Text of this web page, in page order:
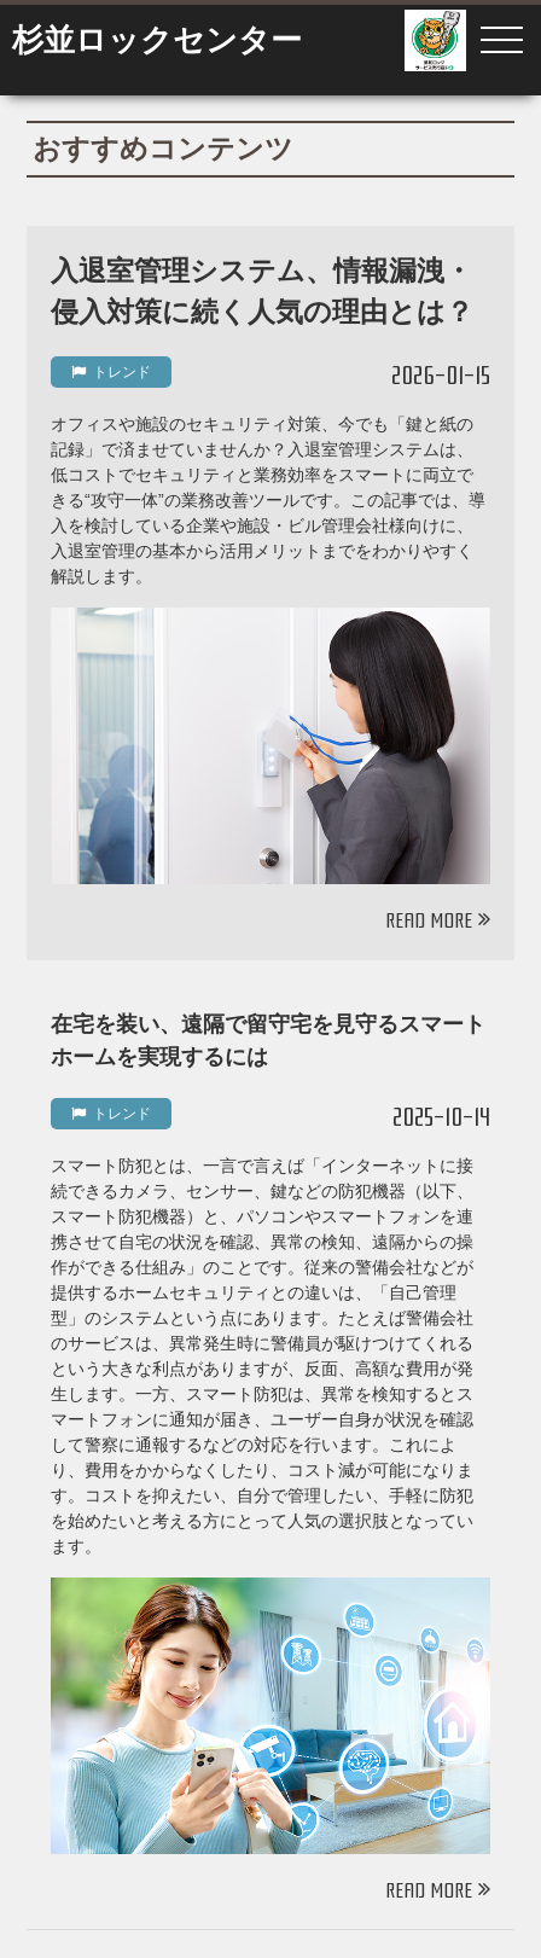
杉並ロックセンター
おすすめコンテンツ
入退室管理システム、情報漏洩・
侵入対策に続く人気の理由とは？
トレンド 2026-01-15
オフィスや施設のセキュリティ対策、今でも「鍵と紙の
記録」で済ませていませんか？入退室管理システムは、
低コストでセキュリティと業務効率をスマートに両立で
きる“攻守一体”の業務改善ツールです。この記事では、導
入を検討している企業や施設・ビル管理会社様向けに、
入退室管理の基本から活用メリットまでをわかりやすく
解説します。
READ MORE
在宅を装い、遠隔で留守宅を見守るスマート
ホームを実現するには
トレンド 2025-10-14
スマート防犯とは、一言で言えば「インターネットに接
続できるカメラ、センサー、鍵などの防犯機器（以下、
スマート防犯機器）と、パソコンやスマートフォンを連
携させて自宅の状況を確認、異常の検知、遠隔からの操
作ができる仕組み」のことです。従来の警備会社などが
提供するホームセキュリティとの違いは、「自己管理
型」のシステムという点にあります。たとえば警備会社
のサービスは、異常発生時に警備員が駆けつけてくれる
という大きな利点がありますが、反面、高額な費用が発
生します。一方、スマート防犯は、異常を検知するとス
マートフォンに通知が届き、ユーザー自身が状況を確認
して警察に通報するなどの対応を行います。これによ
り、費用をかからなくしたり、コスト減が可能になりま
す。コストを抑えたい、自分で管理したい、手軽に防犯
を始めたいと考える方にとって人気の選択肢となってい
ます。
READ MORE